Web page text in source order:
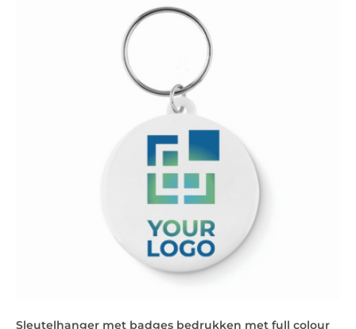
Sleutelhanger met badges bedrukken met full colour